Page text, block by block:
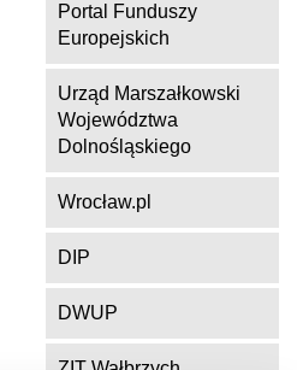
Portal Funduszy
Europejskich
Urząd Marszałkowski
Województwa
Dolnośląskiego
Wrocław.pl
DIP
DWUP